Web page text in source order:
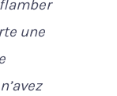
une